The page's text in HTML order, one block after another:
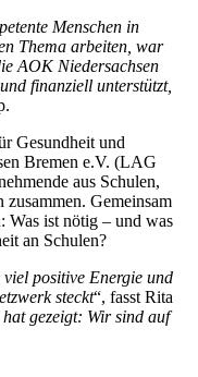
Menschen in
Thema arbeiten, war
AOK Niedersachsen
finanziell unterstützt,
Gesundheit und
Bremen e.V. (LAG
aus Schulen,
Gemeinsam
ist nötig – und was
an Schulen?
positive Energie und
steckt“, fasst Rita
gezeigt: Wir sind auf